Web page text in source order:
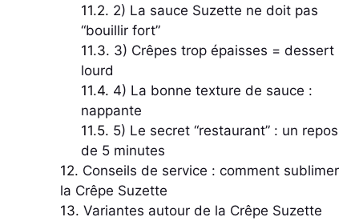
2) La sauce Suzette ne doit pas
“bouillir fort”
3) Crêpes trop épaisses = dessert
lourd
4) La bonne texture de sauce :
nappante
5) Le secret “restaurant” : un repos
de 5 minutes
Conseils de service : comment sublimer
la Crêpe Suzette
Variantes autour de la Crêpe Suzette